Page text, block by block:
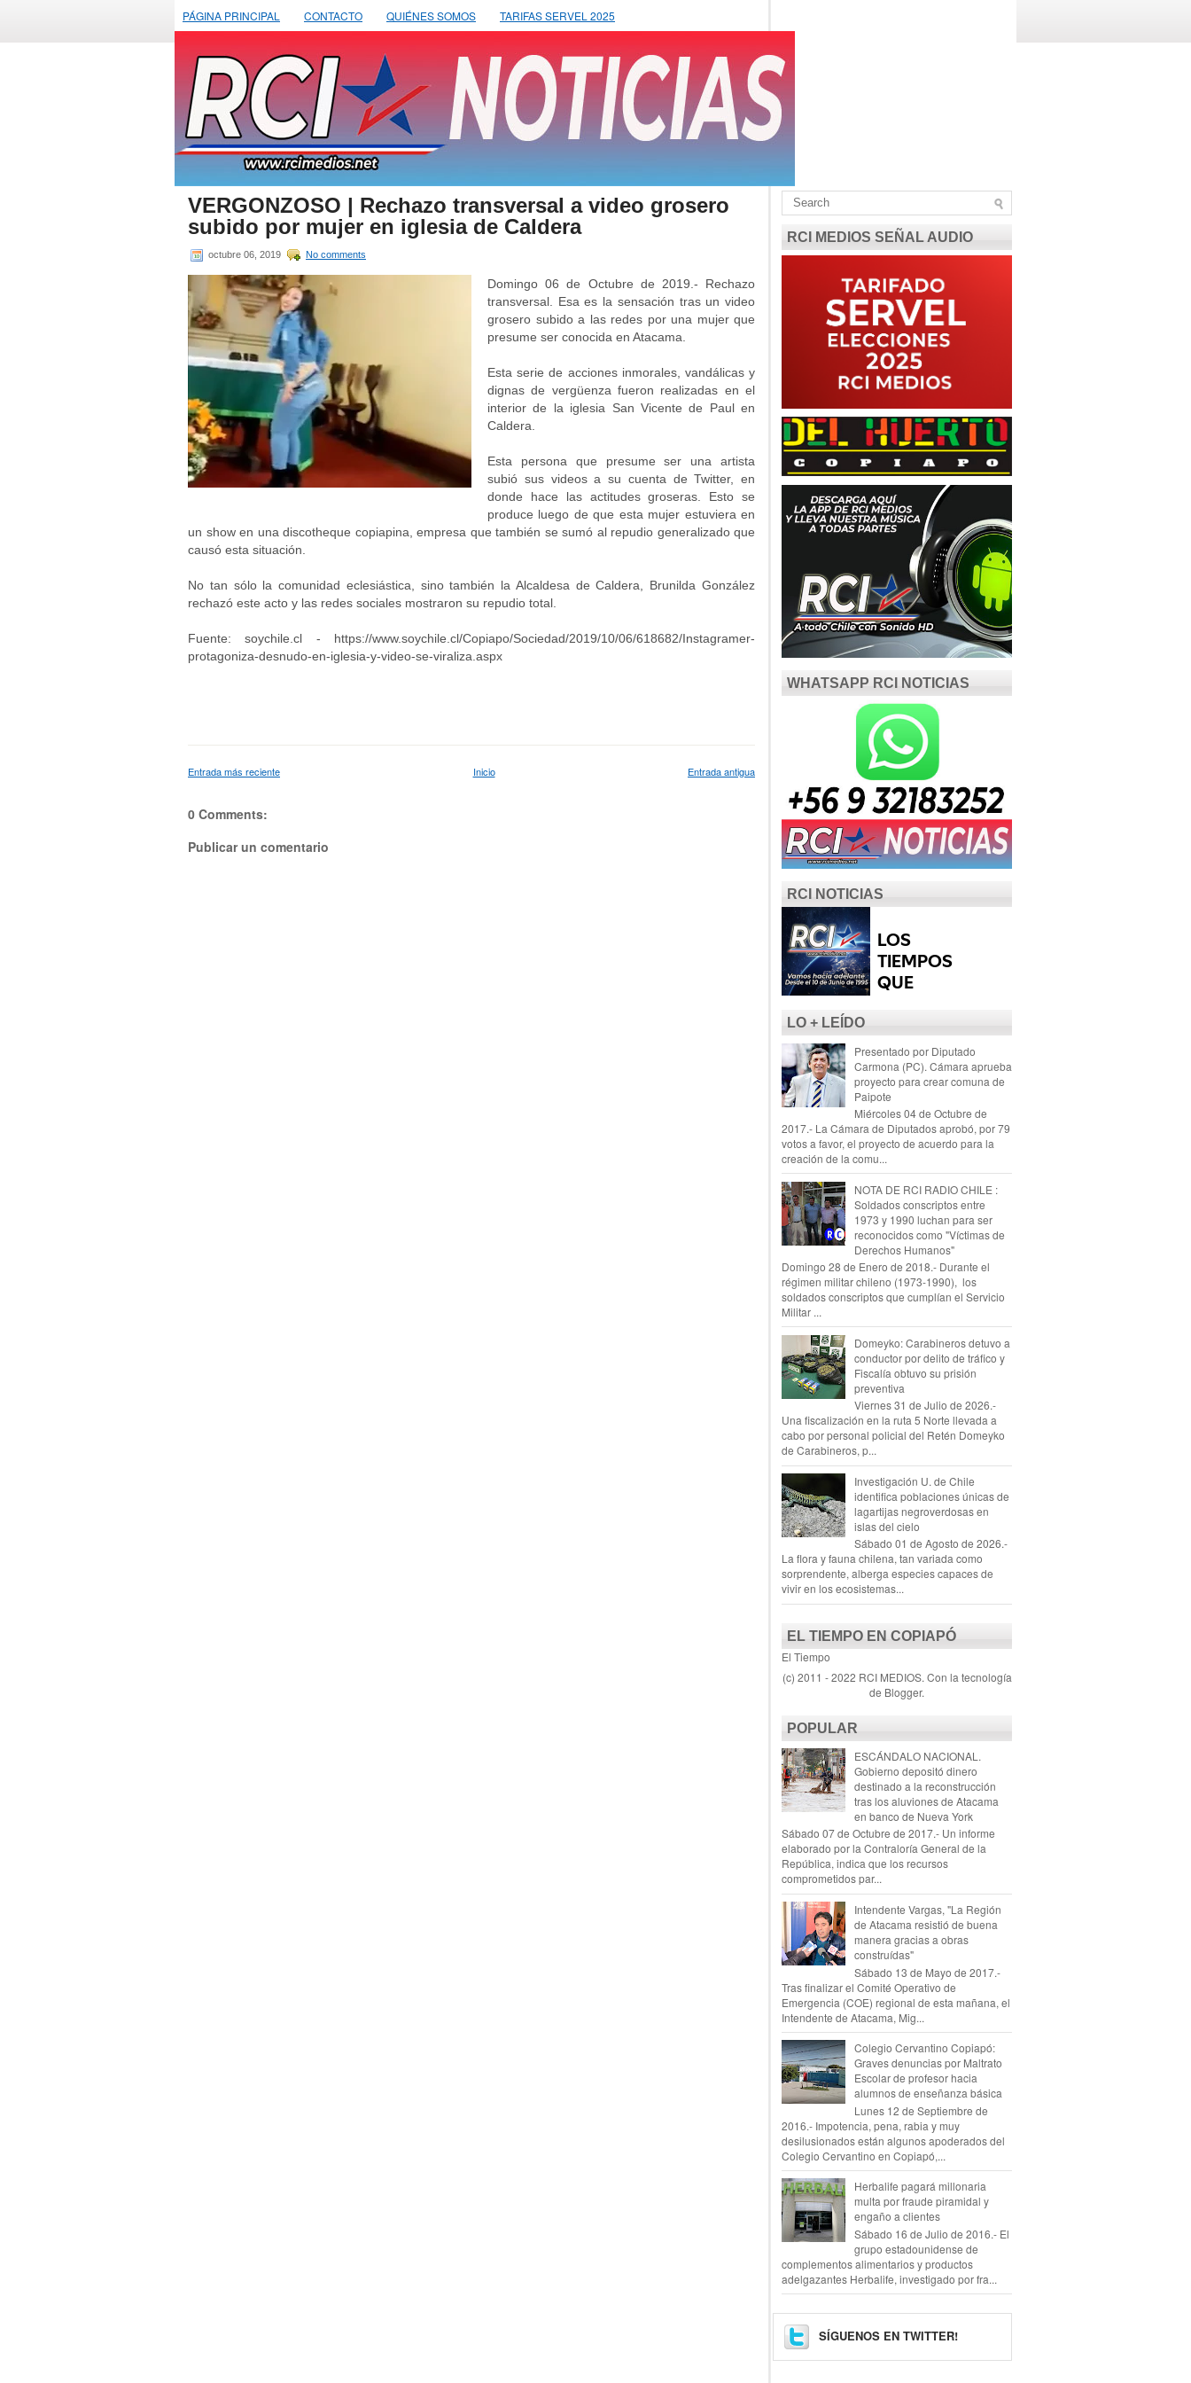
PÁGINA PRINCIPAL CONTACTO QUIÉNES SOMOS TARIFAS SERVEL 2025
VERGONZOSO | Rechazo transversal a video grosero
subido por mujer en iglesia de Caldera
octubre 06, 2019 No comments
Domingo 06 de Octubre de 2019.- Rechazo
transversal. Esa es la sensación tras un video
grosero subido a las redes por una mujer que
presume ser conocida en Atacama.
Esta serie de acciones inmorales, vandálicas y
dignas de vergüenza fueron realizadas en el
interior de la iglesia San Vicente de Paul en
Caldera.
Esta persona que presume ser una artista
subió sus videos a su cuenta de Twitter, en
donde hace las actitudes groseras. Esto se
produce luego de que esta mujer estuviera en
un show en una discotheque copiapina, empresa que también se sumó al repudio generalizado que
causó esta situación.
No tan sólo la comunidad eclesiástica, sino también la Alcaldesa de Caldera, Brunilda González
rechazó este acto y las redes sociales mostraron su repudio total.
Fuente: soychile.cl - https://www.soychile.cl/Copiapo/Sociedad/2019/10/06/618682/Instagramer-
protagoniza-desnudo-en-iglesia-y-video-se-viraliza.aspx
Entrada más reciente Entrada antigua
Inicio
0 Comments:
Publicar un comentario
RCI MEDIOS SEÑAL AUDIO
WHATSAPP RCI NOTICIAS
RCI NOTICIAS
LO + LEÍDO
Presentado por Diputado
Carmona (PC). Cámara aprueba
proyecto para crear comuna de
Paipote
Miércoles 04 de Octubre de
2017.- La Cámara de Diputados aprobó, por 79
votos a favor, el proyecto de acuerdo para la
creación de la comu...
NOTA DE RCI RADIO CHILE :
Soldados conscriptos entre
1973 y 1990 luchan para ser
reconocidos como "Víctimas de
Derechos Humanos"
Domingo 28 de Enero de 2018.- Durante el
régimen militar chileno (1973-1990), los
soldados conscriptos que cumplían el Servicio
Militar ...
Domeyko: Carabineros detuvo a
conductor por delito de tráfico y
Fiscalía obtuvo su prisión
preventiva
Viernes 31 de Julio de 2026.-
Una fiscalización en la ruta 5 Norte llevada a
cabo por personal policial del Retén Domeyko
de Carabineros, p...
Investigación U. de Chile
identifica poblaciones únicas de
lagartijas negroverdosas en
islas del cielo
Sábado 01 de Agosto de 2026.-
La flora y fauna chilena, tan variada como
sorprendente, alberga especies capaces de
vivir en los ecosistemas...
EL TIEMPO EN COPIAPÓ
El Tiempo
(c) 2011 - 2022 RCI MEDIOS. Con la tecnología
de Blogger.
POPULAR
ESCÁNDALO NACIONAL.
Gobierno depositó dinero
destinado a la reconstrucción
tras los aluviones de Atacama
en banco de Nueva York
Sábado 07 de Octubre de 2017.- Un informe
elaborado por la Contraloría General de la
República, indica que los recursos
comprometidos par...
Intendente Vargas, "La Región
de Atacama resistió de buena
manera gracias a obras
construídas"
Sábado 13 de Mayo de 2017.-
Tras finalizar el Comité Operativo de
Emergencia (COE) regional de esta mañana, el
Intendente de Atacama, Mig...
Colegio Cervantino Copiapó:
Graves denuncias por Maltrato
Escolar de profesor hacia
alumnos de enseñanza básica
Lunes 12 de Septiembre de
2016.- Impotencia, pena, rabia y muy
desilusionados están algunos apoderados del
Colegio Cervantino en Copiapó,...
Herbalife pagará millonaria
multa por fraude piramidal y
engaño a clientes
Sábado 16 de Julio de 2016.- El
grupo estadounidense de
complementos alimentarios y productos
adelgazantes Herbalife, investigado por fra...
SÍGUENOS EN TWITTER!